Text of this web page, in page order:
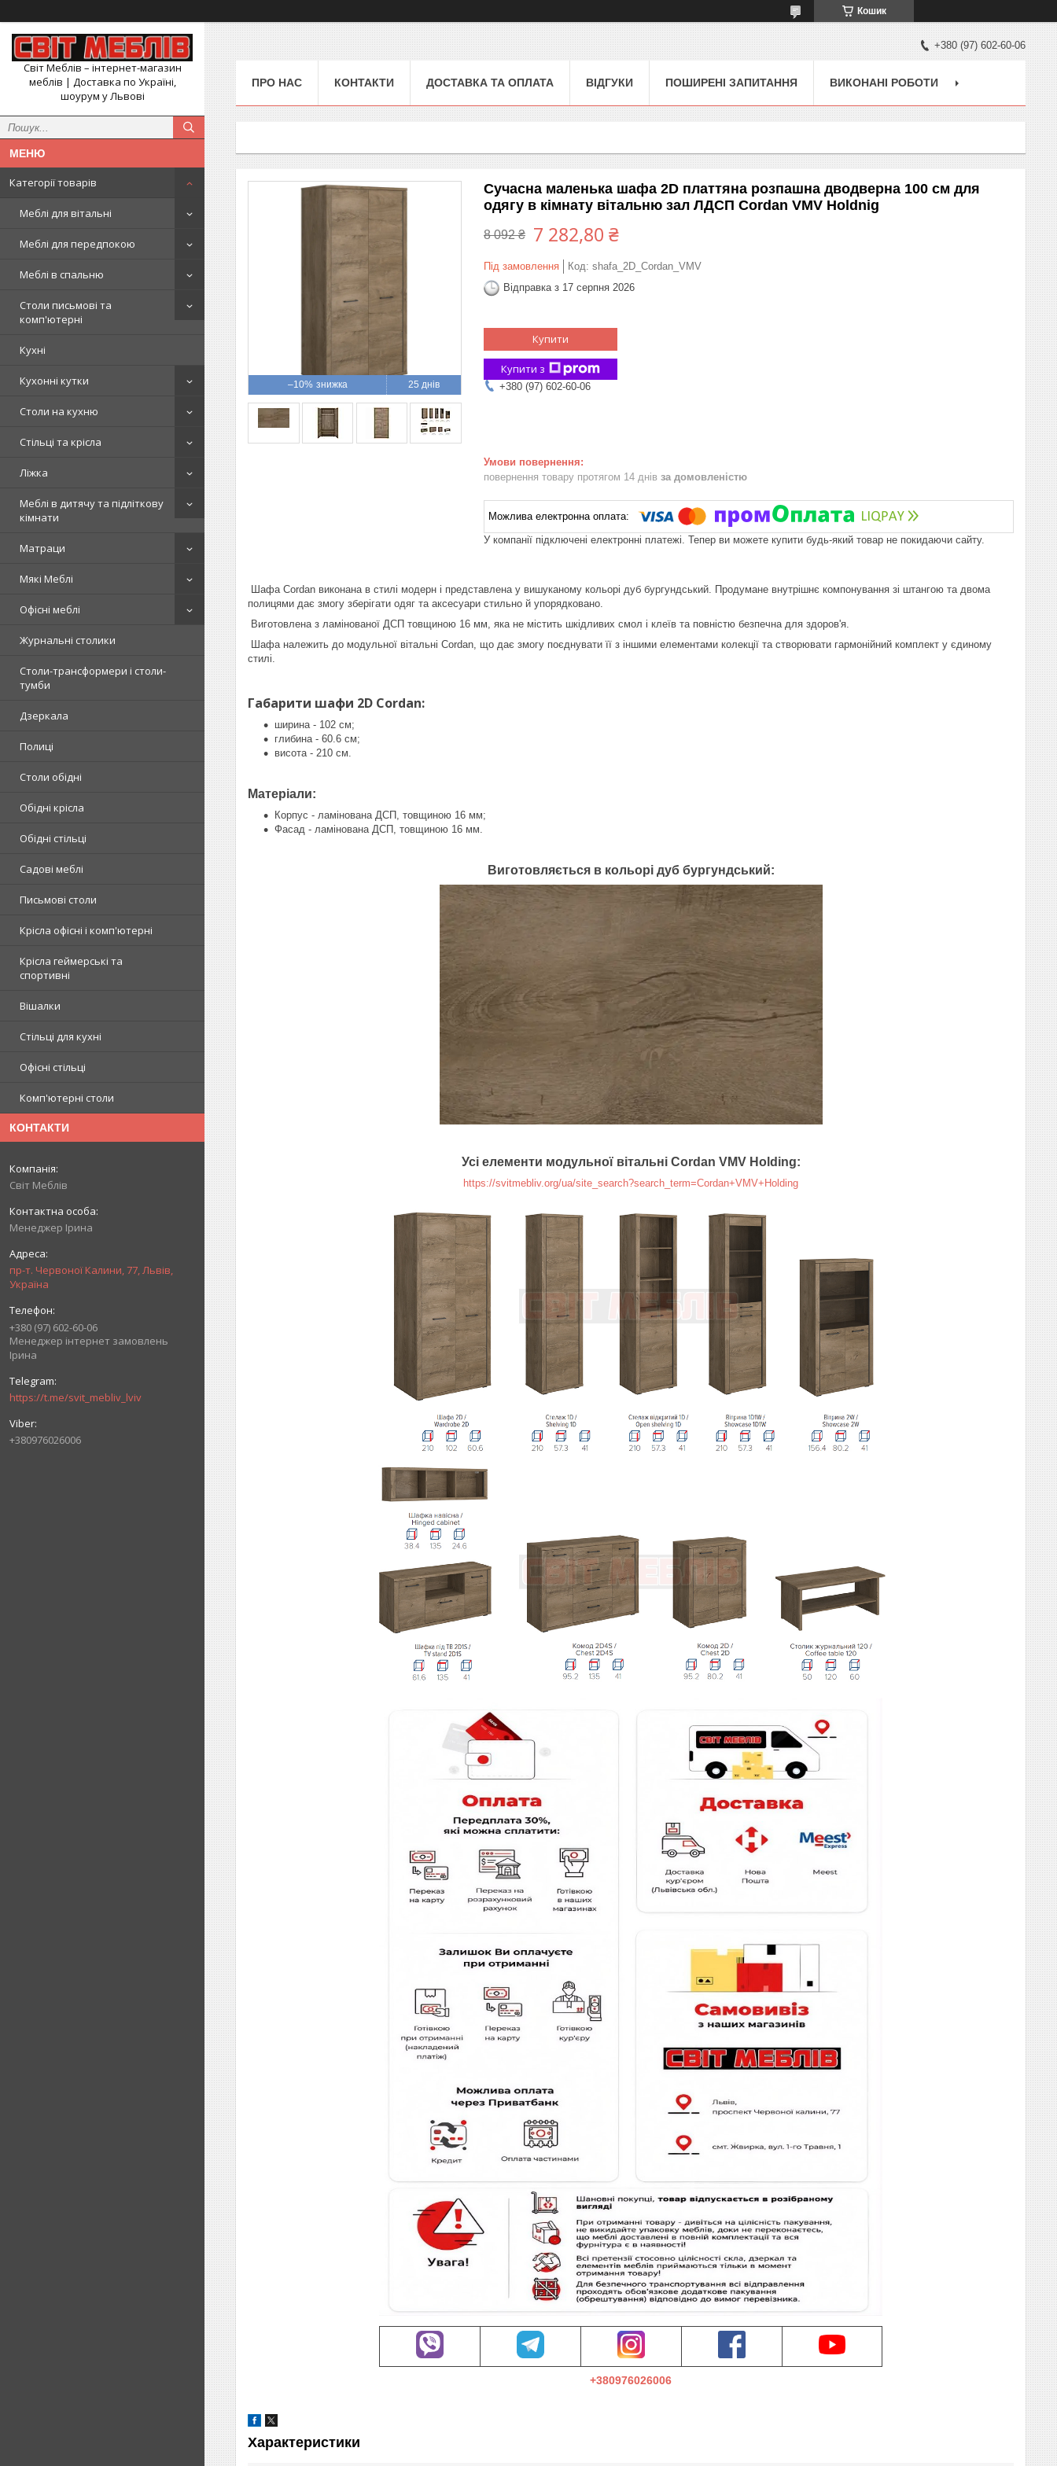
Кошик
Світ Меблів – інтернет-магазин
меблів | Доставка по Україні,
шоурум у Львові
Категорії товарів
Меблі для вітальні
Меблі для передпокою
Меблі в спальню
Столи письмові та
комп'ютерні
Кухні
Кухонні кутки
Столи на кухню
Стільці та крісла
Ліжка
Меблі в дитячу та підліткову
кімнати
Матраци
Мякі Меблі
Офісні меблі
Журнальні столики
Столи-трансформери і столи-
тумби
Дзеркала
Полиці
Столи обідні
Обідні крісла
Обідні стільці
Садові меблі
Письмові столи
Крісла офісні і комп'ютерні
Крісла геймерські та
спортивні
Вішалки
Стільці для кухні
Офісні стільці
Комп'ютерні столи
КОНТАКТИ
Світ Меблів
Менеджер Ірина
пр-т. Червоної Калини, 77, Львів,
Україна
+380 (97) 602-60-06
Менеджер інтернет замовлень
Ірина
https://t.me/svit_mebliv_lviv
+380976026006
+380 (97) 602-60-06
ПРО НАС КОНТАКТИ ДОСТАВКА ТА ОПЛАТА ВІДГУКИ ПОШИРЕНІ ЗАПИТАННЯ ВИКОНАНІ РОБОТИ
–10% 25 днів
Сучасна маленька шафа 2D платтяна розпашна дводверна 100 см для
одягу в кімнату вітальню зал ЛДСП Cordan VMV Holdnig
8 092 ₴ 7 282,80 ₴
Під замовлення Код: shafa_2D_Cordan_VMV
Відправка з 17 серпня 2026
Купити
Купити з
+380 (97) 602-60-06
повернення товару протягом 14 днів за домовленістю
У компанії підключені електронні платежі. Тепер ви можете купити будь-який товар не покидаючи сайту.
Шафа Cordan виконана в стилі модерн і представлена у вишуканому кольорі дуб бургундський. Продумане внутрішнє компонування зі штангою та двома
полицями дає змогу зберігати одяг та аксесуари стильно й упорядковано.
Виготовлена з ламінованої ДСП товщиною 16 мм, яка не містить шкідливих смол і клеїв та повністю безпечна для здоров'я.
Шафа належить до модульної вітальні Cordan, що дає змогу поєднувати її з іншими елементами колекції та створювати гармонійний комплект у єдиному
стилі.
Габарити шафи 2D Cordan:
ширина - 102 см;
глибина - 60.6 см;
висота - 210 см.
Матеріали:
Корпус - ламінована ДСП, товщиною 16 мм;
Фасад - ламінована ДСП, товщиною 16 мм.
Виготовляється в кольорі дуб бургундський:
Усі елементи модульної вітальні Cordan VMV Holding:
https://svitmebliv.org/ua/site_search?search_term=Cordan+VMV+Holding
+380976026006
Характеристики